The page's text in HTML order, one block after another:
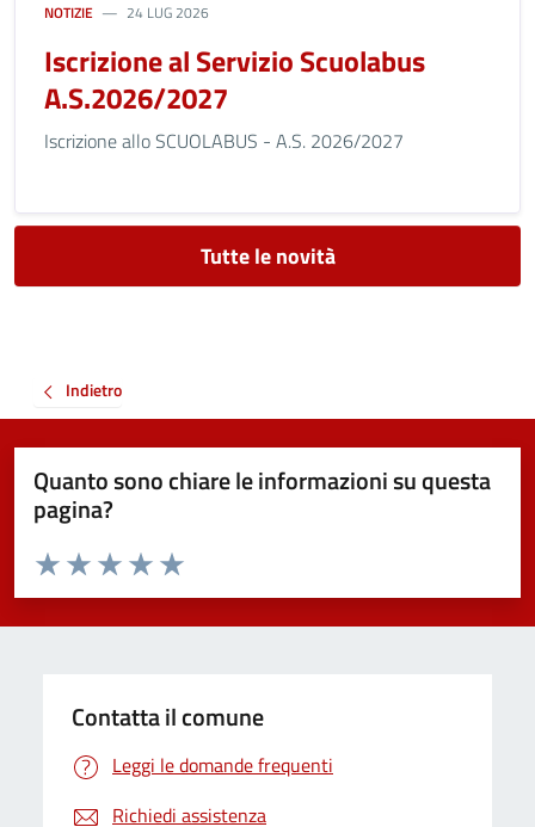
NOTIZIE 24 LUG 2026
Iscrizione al Servizio Scuolabus
A.S.2026/2027
Iscrizione allo SCUOLABUS - A.S. 2026/2027
Tutte le novità
Indietro
Quanto sono chiare le informazioni su questa
pagina?
Valuta da 1 a 5 stelle la pagina
Valuta 5 stelle su 5
Valuta 4 stelle su 5
Valuta 3 stelle su 5
Valuta 2 stelle su 5
Valuta 1 stelle su 5
Contatta il comune
Leggi le domande frequenti
Richiedi assistenza